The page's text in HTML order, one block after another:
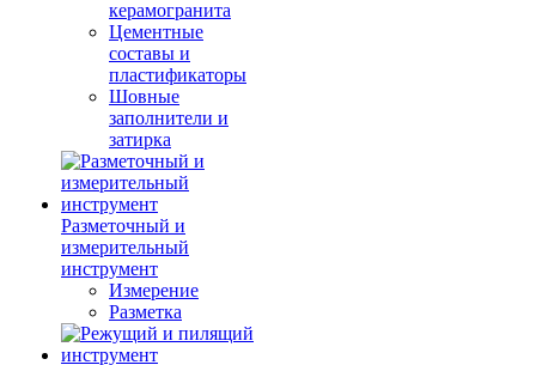
керамогранита
Цементные
составы и
пластификаторы
Шовные
заполнители и
затирка
Разметочный и
измерительный
инструмент
Измерение
Разметка